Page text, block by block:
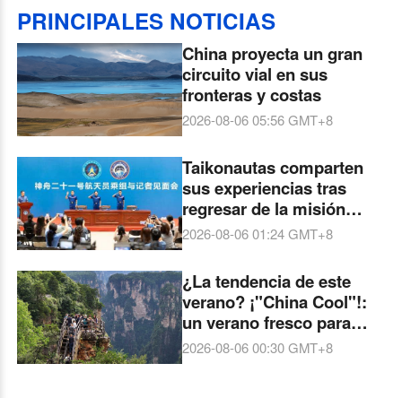
PRINCIPALES NOTICIAS
China proyecta un gran
circuito vial en sus
fronteras y costas
2026-08-06 05:56GMT+8
Taikonautas comparten
sus experiencias tras
regresar de la misión
espacial
2026-08-06 01:24GMT+8
¿La tendencia de este
verano? ¡"China Cool"!:
un verano fresco para
todos
2026-08-06 00:30GMT+8